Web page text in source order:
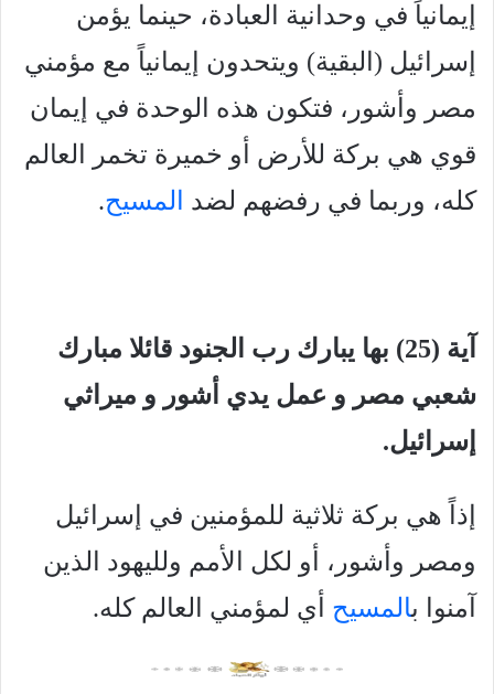
إيمانياً في وحدانية العبادة، حينما يؤمن
إسرائيل (البقية) ويتحدون إيمانياً مع مؤمني
مصر وأشور، فتكون هذه الوحدة في إيمان
قوي هي بركة للأرض أو خميرة تخمر العالم
كله، وربما في رفضهم لضد
المسيح.
آية (25) بها يبارك رب الجنود قائلا مبارك
شعبي مصر و عمل يدي أشور و ميراثي
إسرائيل.
إذاً هي بركة ثلاثية للمؤمنين في إسرائيل
ومصر وأشور، أو لكل الأمم ولليهود الذين
آمنوا بالمسيح أي لمؤمني العالم كله.